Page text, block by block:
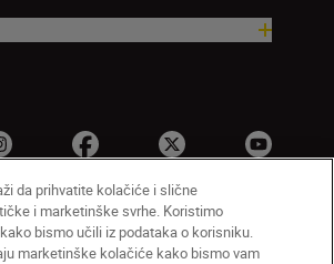
da prihvatite kolačiće i slične
i marketinške svrhe. Koristimo
bismo učili iz podataka o korisniku.
marketinške kolačiće kako bismo vam